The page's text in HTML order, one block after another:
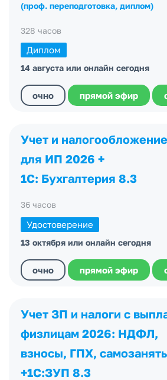
(проф. переподготовка, диплом)
328 часов
Диплом
14 августа или онлайн сегодня
очно прямой эфир
Учет и налогообложение
для ИП 2026 +
1С: Бухгалтерия 8.3
36 часов
Удостоверение
13 октября или онлайн сегодня
очно прямой эфир
Учет ЗП и налоги с
физлицам 2026: НДФЛ,
взносы, ГПХ,
+1С:ЗУП 8.3